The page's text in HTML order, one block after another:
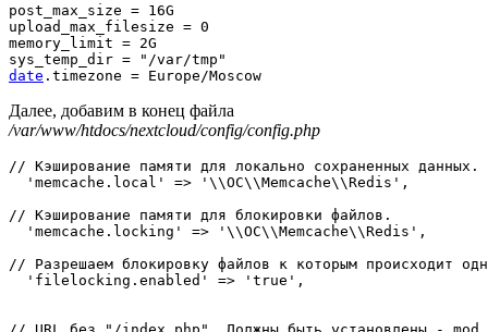
post_max_size = 16G
upload_max_filesize = 0
memory_limit = 2G
sys_temp_dir =
"/var/tmp"
date . timezone = Europe /Moscow
Далее, добавим в конец файла
/var/www/htdocs/nextcloud/config/config.php
// Кэширование памяти для локально сохраненных данных.
'memcache.local'
=> '\\OC\\Memcache\\Redis' ,
// Кэширование памяти для блокировки файлов.
'memcache.locking'
=> '\\OC\\Memcache\\Redis' ,
// Разрешаем блокировку файлов к которым происходит
'filelocking.enabled'
=> 'true' ,